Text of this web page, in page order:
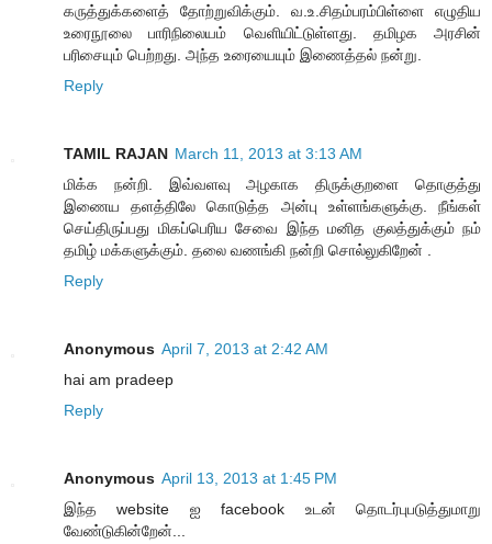
கருத்துக்களைத் தோற்றுவிக்கும். வ.உ.சிதம்பரம்பிள்ளை எழுதிய
உரைநூலை பாரிநிலையம் வெளியிட்டுள்ளது. தமிழக அரசின்
பரிசையும் பெற்றது. அந்த உரையையும் இணைத்தல் நன்று.
Reply
TAMIL RAJAN March 11, 2013 at 3:13 AM
மிக்க நன்றி. இவ்வளவு அழகாக திருக்குறளை தொகுத்து
இணைய தளத்திலே கொடுத்த அன்பு உள்ளங்களுக்கு. நீங்கள்
செய்திருப்பது மிகப்பெரிய சேவை இந்த மனித குலத்துக்கும் நம்
தமிழ் மக்களுக்கும். தலை வணங்கி நன்றி சொல்லுகிறேன் .
Reply
Anonymous April 7, 2013 at 2:42 AM
hai am pradeep
Reply
Anonymous April 13, 2013 at 1:45 PM
இந்த website ஐ facebook உடன் தொடர்புபடுத்துமாறு
வேண்டுகின்றேன்...